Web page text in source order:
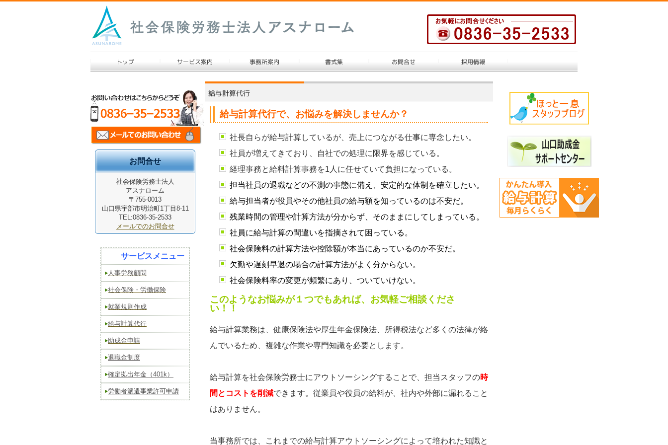
給与計算代行で、お悩みを解決しませんか？
社長自らが給与計算しているが、売上につながる仕事に専念したい。
社員が増えてきており、自社での処理に限界を感じている。
経理事務と給料計算事務を1人に任せていて負担になっている。
担当社員の退職などの不測の事態に備え、安定的な体制を確立したい。
給与担当者が役員やその他社員の給与額を知っているのは不安だ。
残業時間の管理や計算方法が分からず、そのままにしてしまっている。
社員に給与計算の間違いを指摘されて困っている。
社会保険料の計算方法や控除額が本当にあっているのか不安だ。
欠勤や遅刻早退の場合の計算方法がよく分からない。
社会保険料率の変更が頻繁にあり、ついていけない。
このようなお悩みが１つでもあれば、 お気軽ご相談くださ
い！！
給与計算業務は、健康保険法や厚生年金保険法、所得税法など多くの法律が絡
んでいるため、複雑な作業や専門知識を必要とします。
給与計算を社会保険労務士にアウトソーシングすることで、担当スタッフの時
間とコストを削減できます。従業員や役員の給料が、社内や外部に漏れること
はありません。
当事務所では、これまでの給与計算アウトソーシングによって培われた知識と
お問合せ
社会保険労務士法人
アスナローム
〒755-0013
山口県宇部市明治町1丁目8-11
TEL:0836-35-2533
メールでのお問合せ
サービスメニュー
人事労務顧問
社会保険・労働保険
就業規則作成
給与計算代行
助成金申請
退職金制度
確定拠出年金（401k）
労働者派遣事業許可申請